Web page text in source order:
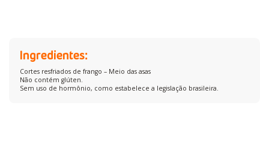
Ingredientes:
Cortes resfriados de frango – Meio das asas
Não contém glúten.
Sem uso de hormônio, como estabelece a legislação brasileira.